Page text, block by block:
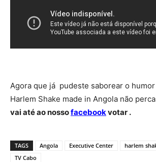
Agora que já pudeste saborear o
Harlem Shake made in Angola não
vai até ao nossofacebook votar .
TAGS Angola Executive Center harlem
TV Cabo